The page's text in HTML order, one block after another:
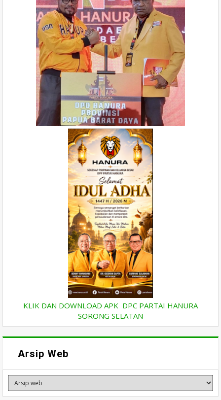
KLIK DAN DOWNLOAD APK DPC PARTAI HANURA
SORONG SELATAN
Arsip Web